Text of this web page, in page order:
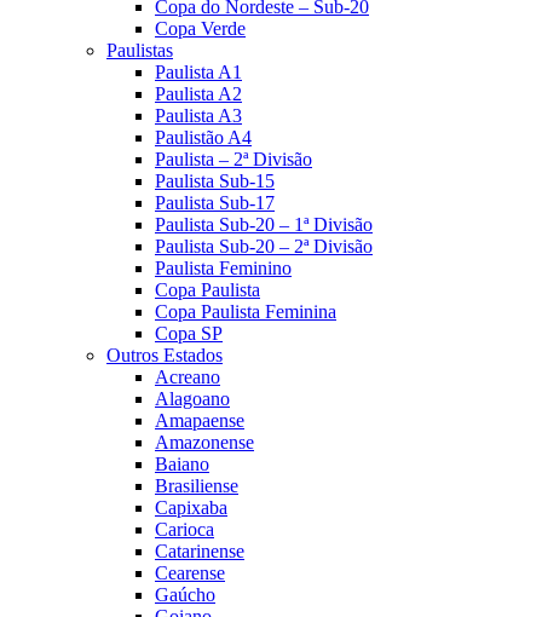
Copa do Nordeste – Sub-20
Copa Verde
Paulistas
Paulista A1
Paulista A2
Paulista A3
Paulistão A4
Paulista – 2ª Divisão
Paulista Sub-15
Paulista Sub-17
Paulista Sub-20 – 1ª Divisão
Paulista Sub-20 – 2ª Divisão
Paulista Feminino
Copa Paulista
Copa Paulista Feminina
Copa SP
Outros Estados
Acreano
Alagoano
Amapaense
Amazonense
Baiano
Brasiliense
Capixaba
Carioca
Catarinense
Cearense
Gaúcho